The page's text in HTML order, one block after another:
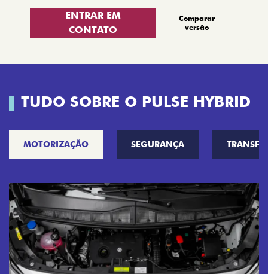
ENTRAR EM
CONTATO
Comparar
versão
TUDO SOBRE O PULSE HYBRID
MOTORIZAÇÃO SEGURANÇA